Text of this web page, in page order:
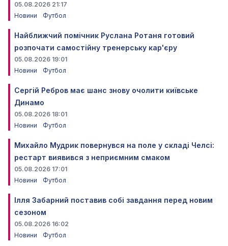
05.08.2026 21:17
Новини
Футбол
Найближчий помічник Руслана Ротаня готовий
розпочати самостійну тренерську кар'єру
05.08.2026 19:01
Новини
Футбол
Сергій Ребров має шанс знову очолити київське
Динамо
05.08.2026 18:01
Новини
Футбол
Михайло Мудрик повернувся на поле у складі Челсі:
рестарт виявився з неприємним смаком
05.08.2026 17:01
Новини
Футбол
Ілля Забарний поставив собі завдання перед новим
сезоном
05.08.2026 16:02
Новини
Футбол